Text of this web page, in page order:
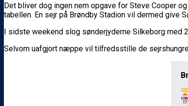
Det bliver dog ingen nem opgave for Steve Cooper
tabellen. En sejr på Brøndby Stadion vil dermed give
I sidste weekend slog sønderjyderne Silkeborg med
Selvom uafgjort næppe vil tilfredsstille de